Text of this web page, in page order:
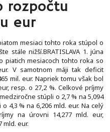
rozpočtu
eur
mesiaci tohto roka stúpol o
stále nižší.BRATISLAVA 1. júna
piatich mesiacoch tohto roka so
V samotnom máji tak deficit
mil. eur. Napriek tomu však bol
resp. o 27,2 %. Celkové príjmy
stúpli o 2,7 % na 5,094
4,3 % na 6,206 mld. eur. Na celý
na úrovni 14,277 mld. eur,
mld. eur.